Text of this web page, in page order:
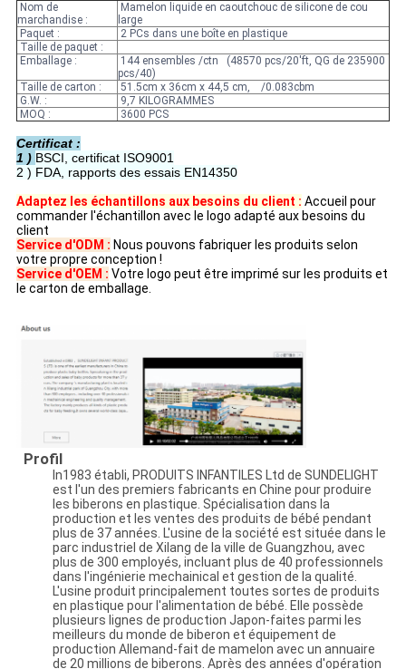
Nom de
marchandise :
Mamelon liquide en caoutchouc de silicone de cou
large
Paquet :
2 PCs dans une boîte en plastique
Taille de paquet :
Emballage :
144 ensembles /ctn (48570 pcs/20'ft, QG de 235900
pcs/40)
Taille de carton :
51.5cm x 36cm x 44,5 cm, /0.083cbm
G.W. :
9,7 KILOGRAMMES
MOQ :
3600 PCS
Certificat :
1 ) BSCI, certificat ISO9001
2 ) FDA, rapports des essais EN14350
Adaptez les échantillons aux besoins du client : Accueil pour
commander l'échantillon avec le logo adapté aux besoins du
client
Service d'ODM : Nous pouvons fabriquer les produits selon
votre propre conception !
Service d'OEM : Votre logo peut être imprimé sur les produits et
le carton de emballage.
Profil
In1983 établi, PRODUITS INFANTILES Ltd de SUNDELIGHT
est l'un des premiers fabricants en Chine pour produire
les biberons en plastique. Spécialisation dans la
production et les ventes des produits de bébé pendant
plus de 37 années. L'usine de la société est située dans le
parc industriel de Xilang de la ville de Guangzhou, avec
plus de 300 employés, incluant plus de 40 professionnels
dans l'ingénierie mechainical et gestion de la qualité.
L'usine produit principalement toutes sortes de produits
en plastique pour l'alimentation de bébé. Elle possède
plusieurs lignes de production Japon-faites parmi les
meilleurs du monde de biberon et équipement de
production Allemand-fait de mamelon avec un annuaire
de 20 millions de biberons. Après des années d'opération